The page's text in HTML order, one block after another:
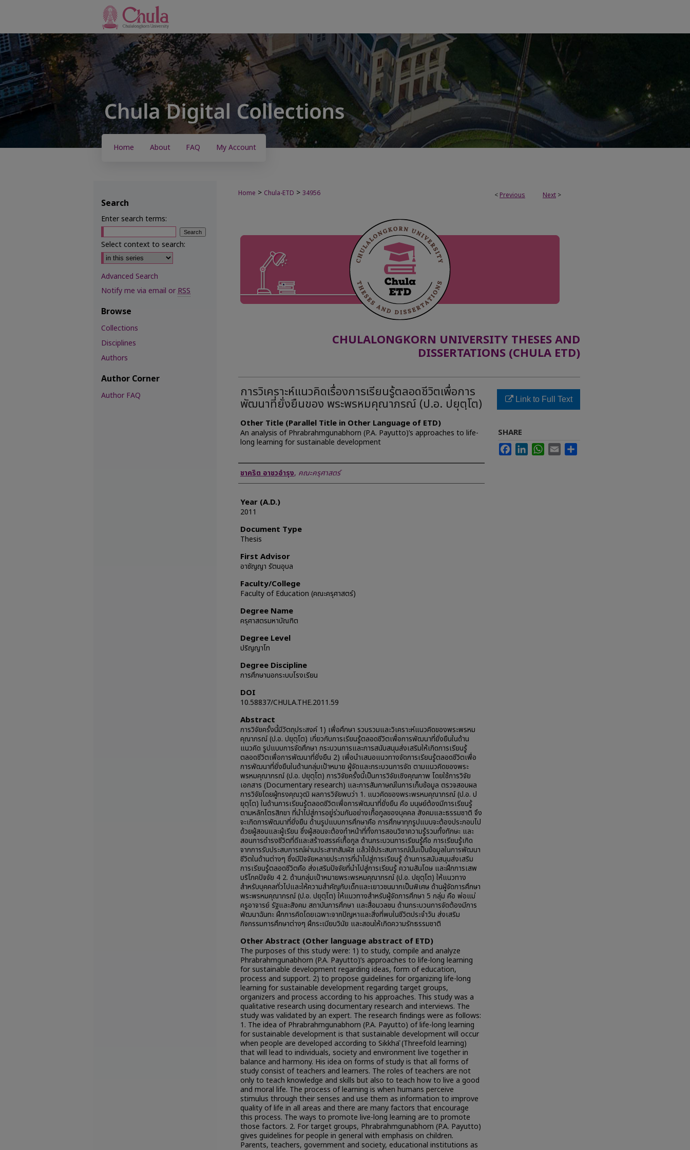
Home About FAQ My Account
< Previous Next >
Home > Chula-ETD > 34956
CHULALONGKORN UNIVERSITY THESES AND
DISSERTATIONS (CHULA ETD)
การวิเคราะห์แนวคิดเรื่องการเรียนรู้ตลอดชีวิตเพื่อการ
พัฒนาที่ยั่งยืนของ พระพรหมคุณาภรณ์ (ป.อ. ปยุตฺโต)
Other Title (Parallel Title in Other Language of ETD)
An analysis of Phrabrahmgunabhorn (P.A. Payutto)’s approaches to life-
long learning for sustainable development
Author
ชาคริต อาชวอำรุง, คณะครุศาสตร์
Year (A.D.)
2011
Document Type
Thesis
First Advisor
อาชัญญา รัตนอุบล
Faculty/College
Faculty of Education (คณะครุศาสตร์)
Degree Name
ครุศาสตรมหาบัณฑิต
Degree Level
ปริญญาโท
Degree Discipline
การศึกษานอกระบบโรงเรียน
DOI
10.58837/CHULA.THE.2011.59
Abstract
การวิจัยครั้งนี้มีวัตถุประสงค์ 1) เพื่อศึกษา รวบรวมและวิเคราะห์แนวคิดของพระพรหม
คุณาภรณ์ (ป.อ. ปยุตฺโต) เกี่ยวกับการเรียนรู้ตลอดชีวิตเพื่อการพัฒนาที่ยั่งยืนในด้าน
แนวคิด รูปแบบการจัดศึกษา กระบวนการและการสนับสนุนส่งเสริมให้เกิดการเรียนรู้
ตลอดชีวิตเพื่อการพัฒนาที่ยั่งยืน 2) เพื่อนำเสนอแนวทางจัดการเรียนรู้ตลอดชีวิตเพื่อ
การพัฒนาที่ยั่งยืนในด้านกลุ่มเป้าหมาย ผู้จัดและกระบวนการจัด ตามแนวคิดของพระ
พรหมคุณาภรณ์ (ป.อ. ปยุตฺโต) การวิจัยครั้งนี้เป็นการวิจัยเชิงคุณภาพ โดยใช้การวิจัย
เอกสาร (Documentary research) และการสัมภาษณ์ในการเก็บข้อมูล ตรวจสอบผล
การวิจัยโดยผู้ทรงคุณวุฒิ ผลการวิจัยพบว่า 1. แนวคิดของพระพรหมคุณาภรณ์ (ป.อ. ป
ยุตฺโต) ในด้านการเรียนรู้ตลอดชีวิตเพื่อการพัฒนาที่ยั่งยืน คือ มนุษย์ต้องมีการเรียนรู้
ตามหลักไตรสิกขา ที่นำไปสู่การอยู่ร่วมกันอย่างเกื้อกูลของบุคคล สังคมและธรรมชาติ จึง
จะเกิดการพัฒนาที่ยั่งยืน ด้านรูปแบบการศึกษาคือ การศึกษาทุกรูปแบบจะต้องประกอบไป
ด้วยผู้สอนและผู้เรียน ซึ่งผู้สอนจะต้องทำหน้าที่ทั้งการสอนวิชาความรู้รวมทั้งทักษะ และ
สอนการดำรงชีวิตที่ดีและสร้างสรรค์เกื้อกูล ด้านกระบวนการเรียนรู้คือ การเรียนรู้เกิด
จากการรับประสบการณ์ผ่านประสาทสัมผัส แล้วใช้ประสบการณ์นั้นเป็นข้อมูลในการพัฒนา
ชีวิตในด้านต่างๆ ซึ่งมีปัจจัยหลายประการที่นำไปสู่การเรียนรู้ ด้านการสนับสนุนส่งเสริม
การเรียนรู้ตลอดชีวิตคือ ส่งเสริมปัจจัยที่นำไปสู่การเรียนรู้ ความสันโดษ และฝึกการเสพ
บริโภคปัจจัย 4 2. ด้านกลุ่มเป้าหมายพระพรหมคุณาภรณ์ (ป.อ. ปยุตฺโต) ให้แนวทาง
สำหรับบุคคลทั่วไปและให้ความสำคัญกับเด็กและเยาวชนมากเป็นพิเศษ ด้านผู้จัดการศึกษา
พระพรหมคุณาภรณ์ (ป.อ. ปยุตฺโต) ให้แนวทางสำหรับผู้จัดการศึกษา 5 กลุ่ม คือ พ่อแม่
ครูอาจารย์ รัฐและสังคม สถาบันการศึกษา และสื่อมวลชน ด้านกระบวนการจัดต้องมีการ
พัฒนาฉันทะ ฝึกการคิดโดยเฉพาะจากปัญหาและสิ่งที่พบในชีวิตประจำวัน ส่งเสริม
กิจกรรมการศึกษาต่างๆ ฝึกระเบียบวินัย และสอนให้เกิดความรักธรรมชาติ
Other Abstract (Other language abstract of ETD)
The purposes of this study were: 1) to study, compile and analyze
Phrabrahmgunabhorn (P.A. Payutto)’s approaches to life-long learning
for sustainable development regarding ideas, form of education,
process and support. 2) to propose guidelines for organizing life-long
learning for sustainable development regarding target groups,
organizers and process according to his approaches. This study was a
qualitative research using documentary research and interviews. The
study was validated by an expert. The research findings were as follows:
1. The idea of Phrabrahmgunabhorn (P.A. Payutto) of life-long learning
for sustainable development is that sustainable development will occur
when people are developed according to Sikkhā (Threefold learning)
that will lead to individuals, society and environment live together in
balance and harmony. His idea on forms of study is that all forms of
study consist of teachers and learners. The roles of teachers are not
only to teach knowledge and skills but also to teach how to live a good
and moral life. The process of learning is when humans perceive
stimulus through their senses and use them as information to improve
quality of life in all areas and there are many factors that encourage
this process. The ways to promote live-long learning are to promote
those factors. 2. For target groups, Phrabrahmgunabhorn (P.A. Payutto)
gives guidelines for people in general with emphasis on children.
Parents, teachers, government and society, educational institutions as
Link to Full Text
SHARE
FacebookLinkedInWhatsApp
Email
Search
Enter search terms:
Select context to search:
Advanced Search
Notify me via email orRSS
Browse
Collections
Disciplines
Authors
Author Corner
Author FAQ